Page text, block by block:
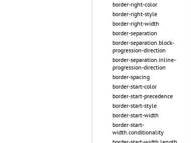
border-right-color
border-right-style
border-right-width
border-separation
border-separation.block-
progression-direction
border-separation.inline-
progression-direction
border-spacing
border-start-color
border-start-precedence
border-start-style
border-start-width
border-start-
width.conditionality